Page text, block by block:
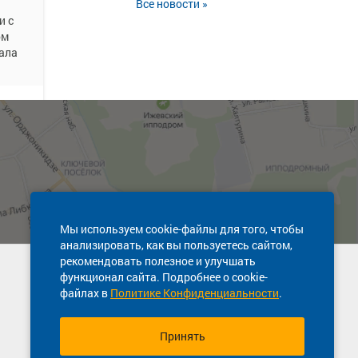
с
Все новости »
Мы используем cookie-файлы для того, чтобы
анализировать, как вы пользуетесь сайтом,
рекомендовать полезное и улучшать
функционал сайта. Подробнее о cookie-
файлах в Политике Конфиденциальности.
Принять
Техническая поддержка сайта
8 800 600-03-38